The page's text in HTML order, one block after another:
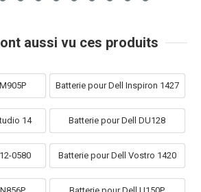
aussi vu ces produits
Batterie pour Dell Inspiron 1427
14 Batterie pour Dell DU128
0580 Batterie pour Dell Vostro 1420